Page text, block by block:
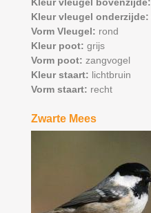
Kleur vleugel onderzijde:
Vorm Vleugel: rond
Kleur poot: grijs
Vorm poot: zangvogel
Kleur staart: lichtbruin
Vorm staart: recht
Zwarte Mees